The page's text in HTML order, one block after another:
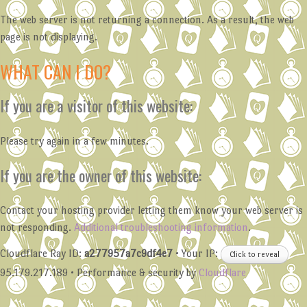
The web server is not returning a connection. As a result, the web
page is not displaying.
WHAT CAN I DO?
If you are a visitor of this website:
Please try again in a few minutes.
If you are the owner of this website:
Contact your hosting provider letting them know your web server is
not responding. Additional troubleshooting information.
Cloudflare Ray ID: a277957a7c9df4e7 • Your IP: Click to reveal
95.179.217.189 • Performance & security by Cloudflare